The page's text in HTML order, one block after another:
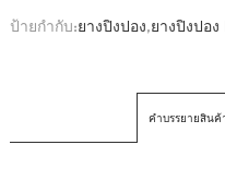
ป้ายกำกับ:ยางปิงปอง,ยางปิงปอ
คำบรรยายสินค้